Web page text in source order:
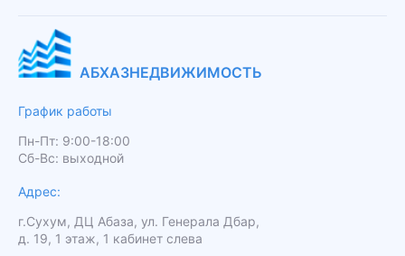
АБХАЗНЕДВИЖИМОСТЬ
График работы
Пн-Пт: 9:00-18:00
Сб-Вс: выходной
Адрес:
г.Сухум, ДЦ Абаза, ул. Генерала Дбар,
д. 19, 1 этаж, 1 кабинет слева